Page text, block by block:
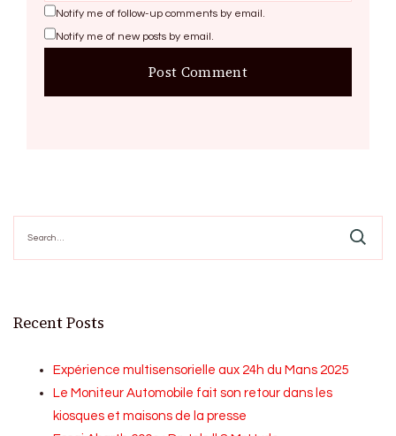
Notify me of follow-up comments by email.
Notify me of new posts by email.
for:
Recent Posts
Expérience multisensorielle aux 24h du Mans 2025
Le Moniteur Automobile fait son retour dans les
kiosques et maisons de la presse